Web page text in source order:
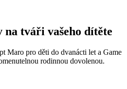
na tváři vašeho dítěte
Maro pro děti do dvanácti let a Game
rodinnou dovolenou.